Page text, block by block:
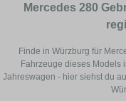
Mercedes 280
Finde in Würzburg für
Fahrzeuge dieses Models
Jahreswagen - hier siehst du